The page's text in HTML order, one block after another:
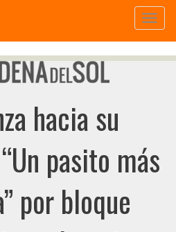
hacia su
pasito más
por bloque